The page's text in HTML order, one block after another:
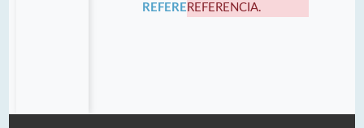
REFERENCIA:REFERENCIA.